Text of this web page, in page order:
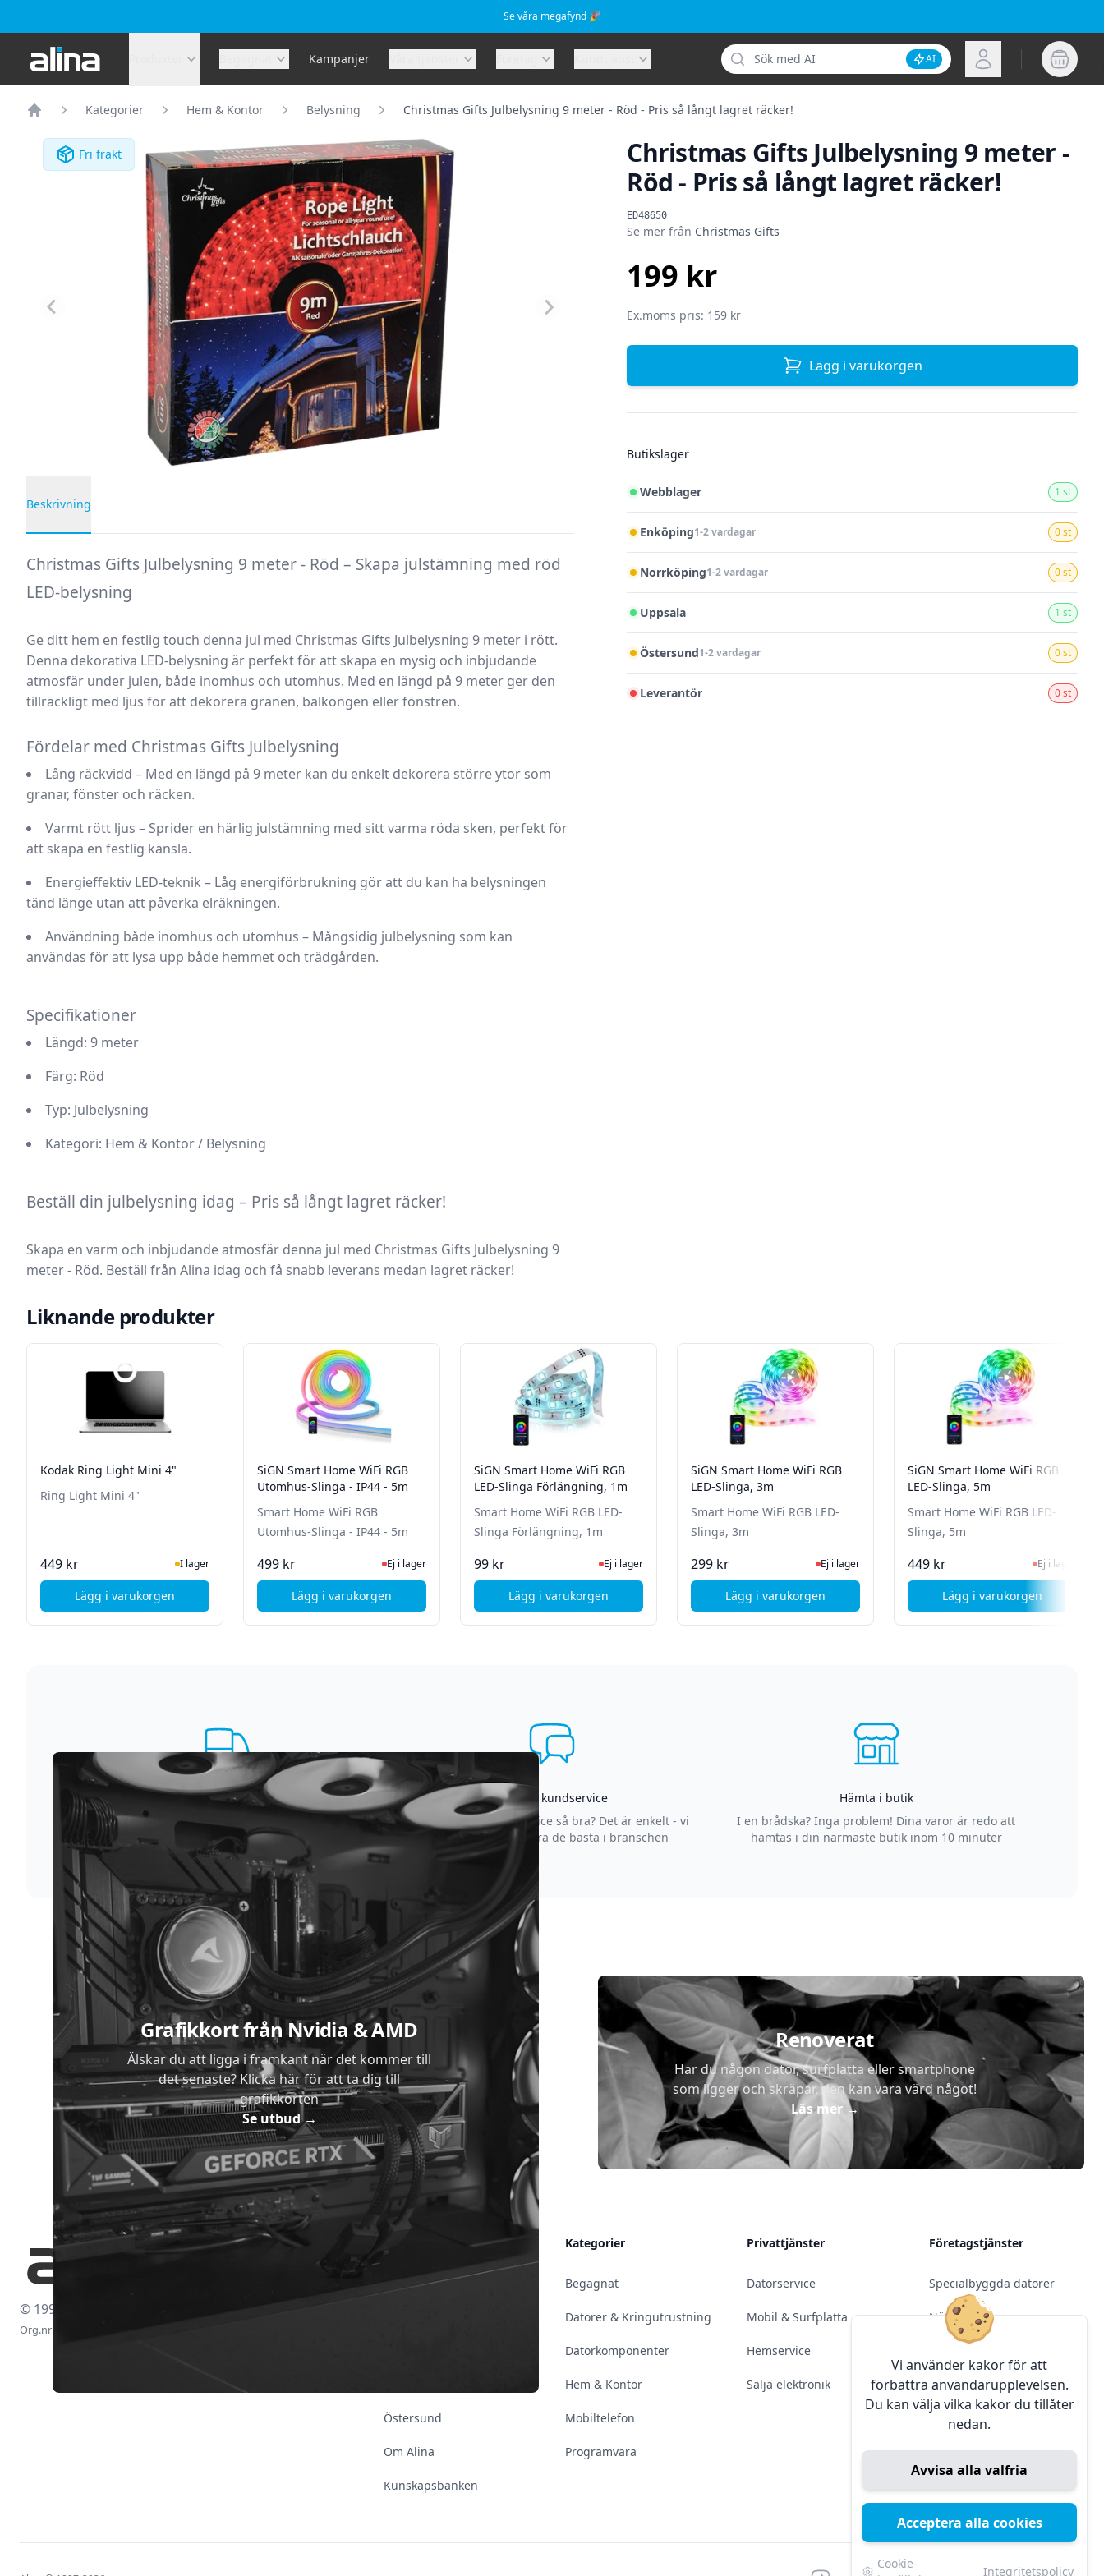
Se våra megafynd 🎉
Alina.se Kampanjer
Sök
Inaktivera AI-sökning
AI Logga in
Kategorier Hem & Kontor Belysning Christmas Gifts Julbelysning 9 meter - Röd - Pris så långt lagret räcker!
Fri frakt
Christmas Gifts Julbelysning 9 meter -
Röd - Pris så långt lagret räcker!
ED48650
Produktinformation
Se mer från Christmas Gifts
199 kr
Ex.moms pris: 159 kr
Lägg i varukorgen
Butikslager
Webblager 1 st
Enköping1-2 vardagar 0 st
Norrköping1-2 vardagar 0 st
Uppsala 1 st
Östersund1-2 vardagar 0 st
Leverantör 0 st
Beskrivning
Christmas Gifts Julbelysning 9 meter - Röd – Skapa julstämning med röd
LED-belysning
Ge ditt hem en festlig touch denna jul med Christmas Gifts Julbelysning 9 meter i rött.
Denna dekorativa LED-belysning är perfekt för att skapa en mysig och inbjudande
atmosfär under julen, både inomhus och utomhus. Med en längd på 9 meter ger den
tillräckligt med ljus för att dekorera granen, balkongen eller fönstren.
Fördelar med Christmas Gifts Julbelysning
Lång räckvidd – Med en längd på 9 meter kan du enkelt dekorera större ytor som
granar, fönster och räcken.
Varmt rött ljus – Sprider en härlig julstämning med sitt varma röda sken, perfekt för
att skapa en festlig känsla.
Energieffektiv LED-teknik – Låg energiförbrukning gör att du kan ha belysningen
tänd länge utan att påverka elräkningen.
Användning både inomhus och utomhus – Mångsidig julbelysning som kan
användas för att lysa upp både hemmet och trädgården.
Specifikationer
Längd: 9 meter
Färg: Röd
Typ: Julbelysning
Kategori: Hem & Kontor / Belysning
Beställ din julbelysning idag – Pris så långt lagret räcker!
Skapa en varm och inbjudande atmosfär denna jul med Christmas Gifts Julbelysning 9
meter - Röd. Beställ från Alina idag och få snabb leverans medan lagret räcker!
Liknande produkter
Kodak Ring Light Mini 4"
Ring Light Mini 4"
449 kr I lager
Lägg i varukorgen, Kodak Ring Light Mini 4"
SiGN Smart Home WiFi RGB
Utomhus-Slinga - IP44 - 5m
Smart Home WiFi RGB
Utomhus-Slinga - IP44 - 5m
499 kr Ej i lager, besök produktsidan för senaste status
Ej i lager
Lägg i varukorgen, SiGN Smart Home WiFi RGB Utomhus-Slinga - IP44 - 5m
SiGN Smart Home WiFi RGB
LED-Slinga Förlängning, 1m
Smart Home WiFi RGB LED-
Slinga Förlängning, 1m
99 kr Ej i lager, besök produktsidan för senaste status
Ej i lager
Lägg i varukorgen, SiGN Smart Home WiFi RGB LED-Slinga Förlängning, 1m
SiGN Smart Home WiFi RGB
LED-Slinga, 3m
Smart Home WiFi RGB LED-
Slinga, 3m
299 kr Ej i lager, besök produktsidan för senaste status
Ej i lager
Lägg i varukorgen, SiGN Smart Home WiFi RGB LED-Slinga, 3m
SiGN Smart Home WiFi RGB
LED-Slinga, 5m
Smart Home WiFi RGB LED-
Slinga, 5m
449 kr Ej i lager, besök
Ej i lager
Lägg i varukorgen, SiGN Smart Home
Supersnabb leverans
Vi förstår att du inte vill vänta. Därför packar och
skickar vi dina varor med blixtens hastighet
Asgrym kundservice
Varför är vår kundservice så bra? Det är enkelt - vi
strävar efter att vara de bästa i branschen
Hämta i butik
I en brådska? Inga problem! Dina varor är redo att
hämtas i din närmaste butik inom 10 minuter
Vi använder kakor för att
förbättra användarupplevelsen.
Du kan välja vilka kakor du tillåter
nedan.
Avvisa alla valfria
Acceptera alla cookies
Cookie-
Integritetspolicy
Grafikkort från Nvidia & AMD
Älskar du att ligga i framkant när det kommer till
det senaste? Klicka här för att ta dig till
grafikkorten
Se utbud→
Renoverat
Har du någon dator, surfplatta eller smartphone
som ligger och skräpar, den kan vara värd något!
Läs mer→
© 1997-2026
Org.nr: 556438-4260
Kontakt & Öppettider
Östersund
Om Alina
Kunskapsbanken
Kategorier
Begagnat
Datorer & Kringutrustning
Datorkomponenter
Hem & Kontor
Mobiltelefon
Programvara
Privattjänster
Datorservice
Mobil & Surfplatta
Hemservice
Sälja elektronik
Företagstjänster
Specialbyggda datorer
Nätverk
Programvara
Server & Backup
Konferens & Public Display
Sälja elektronik